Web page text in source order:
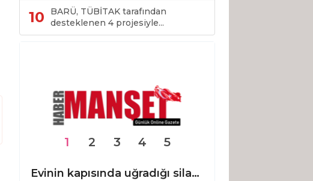
10
BARÜ, TÜBİTAK tarafından
desteklenen 4 projesiyle...
Evinin kapısında uğradığı silahlı saldırıda hayatını kaybetti
1 2 3 4 5